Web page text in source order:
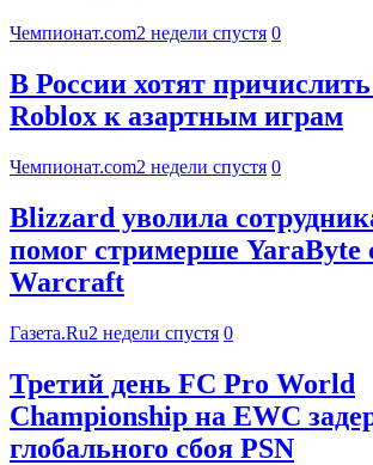
Чемпионат.com2 недели спустя 0
В России хотят
Roblox к азартным играм
Чемпионат.com2 недели спустя 0
Blizzard уволила
помог стримерше YaraByte
Warcraft
Газета.Ru2 недели спустя 0
Третий день FC Pro World
Championship на EWC
глобального сбоя PSN